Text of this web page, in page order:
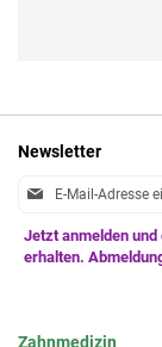
Newsletter
Anmeldung
Newsletter:
Zahnmedizin